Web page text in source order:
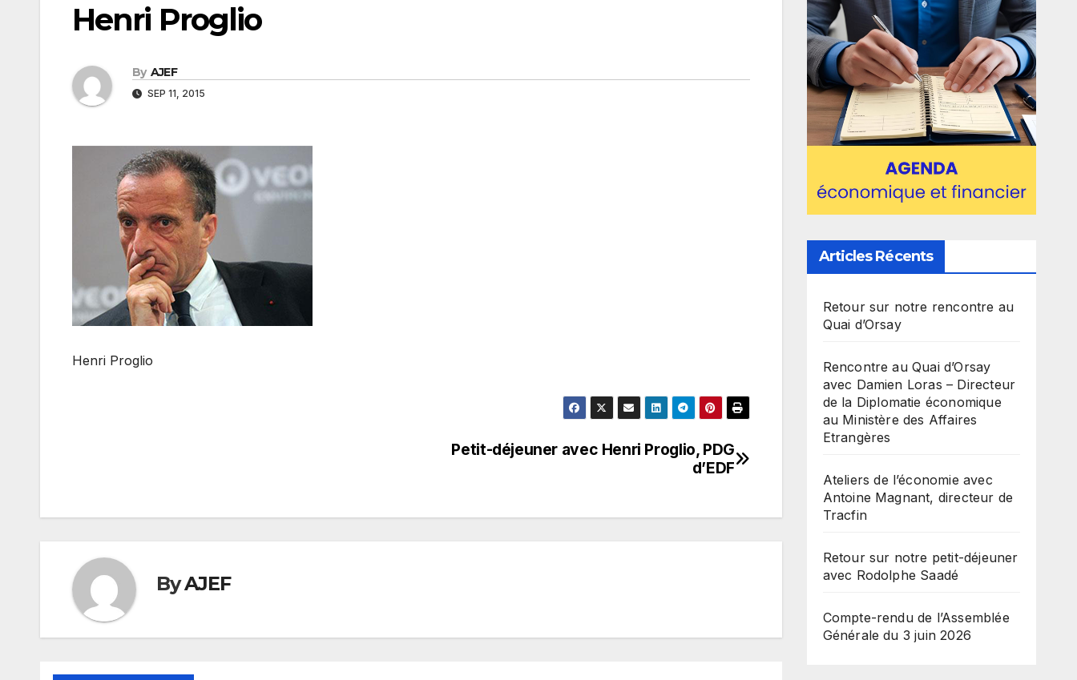
Henri Proglio
By AJEF
SEP 11, 2015
Henri Proglio
l’article
Petit-déjeuner avec Henri Proglio, PDG
d’EDF
ByAJEF
Articles Récents
Retour sur notre rencontre au
Quai d’Orsay
Rencontre au Quai d’Orsay
avec Damien Loras – Directeur
de la Diplomatie économique
au Ministère des Affaires
Etrangères
Ateliers de l’économie avec
Antoine Magnant, directeur de
Tracfin
Retour sur notre petit-déjeuner
avec Rodolphe Saadé
Compte-rendu de l’Assemblée
Générale du 3 juin 2026